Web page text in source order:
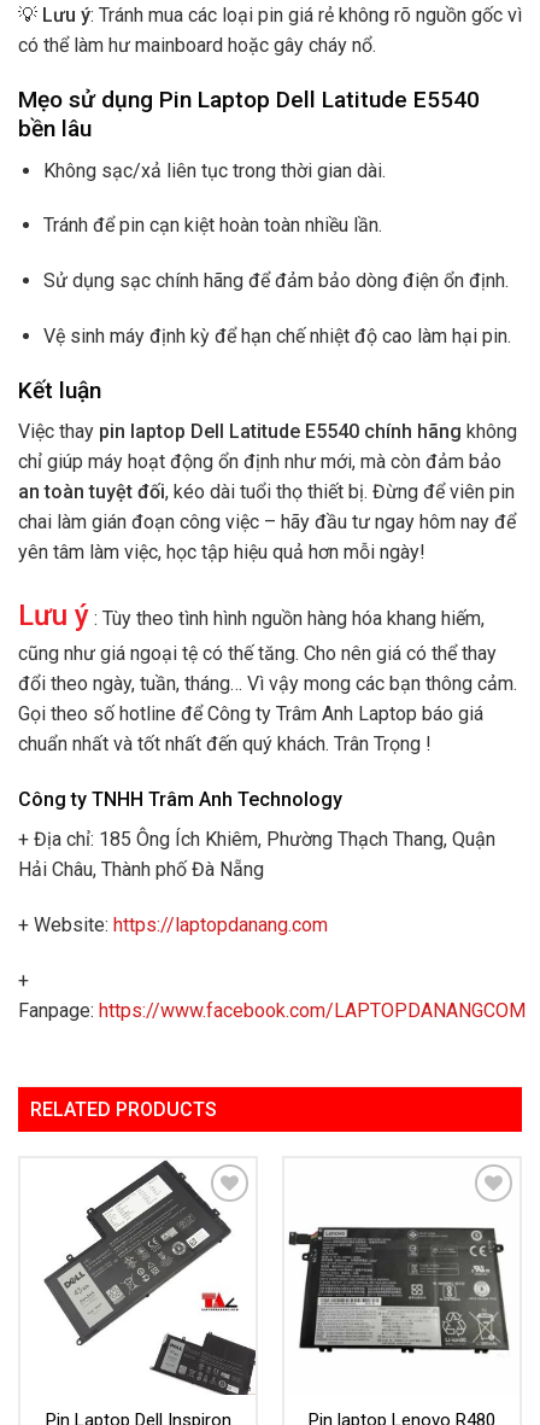
💡 Lưu ý: Tránh mua các loại pin giá rẻ không rõ nguồn gốc vì
có thể làm hư mainboard hoặc gây cháy nổ.
Mẹo sử dụng Pin Laptop Dell Latitude E5540
bền lâu
Không sạc/xả liên tục trong thời gian dài.
Tránh để pin cạn kiệt hoàn toàn nhiều lần.
Sử dụng sạc chính hãng để đảm bảo dòng điện ổn định.
Vệ sinh máy định kỳ để hạn chế nhiệt độ cao làm hại pin.
Kết luận
Việc thay pin laptop Dell Latitude E5540 chính hãng không
chỉ giúp máy hoạt động ổn định như mới, mà còn đảm bảo
an toàn tuyệt đối, kéo dài tuổi thọ thiết bị. Đừng để viên pin
chai làm gián đoạn công việc – hãy đầu tư ngay hôm nay để
yên tâm làm việc, học tập hiệu quả hơn mỗi ngày!
Lưu ý : Tùy theo tình hình nguồn hàng hóa khang hiếm,
cũng như giá ngoại tệ có thế tăng. Cho nên giá có thể thay
đổi theo ngày, tuần, tháng… Vì vậy mong các bạn thông cảm.
Gọi theo số hotline để Công ty Trâm Anh Laptop báo giá
chuẩn nhất và tốt nhất đến quý khách. Trân Trọng !
Công ty TNHH Trâm Anh Technology
+ Địa chỉ: 185 Ông Ích Khiêm, Phường Thạch Thang, Quận
Hải Châu, Thành phố Đà Nẵng
+ Website: https://laptopdanang.com
+
Fanpage: https://www.facebook.com/LAPTOPDANANGCOM
RELATED PRODUCTS
Add to
Wishlist
Pin Laptop Dell Inspiron
Wishlist
Pin laptop Lenovo R480